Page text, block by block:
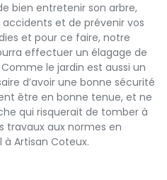
bien entretenir son arbre,
et de prévenir vos
et pour ce faire, notre
effectuer un élagage de
le jardin est aussi un
d’avoir une bonne sécurité
être en bonne tenue, et ne
qui risquerait de tomber à
travaux aux normes en
à Artisan Coteux.